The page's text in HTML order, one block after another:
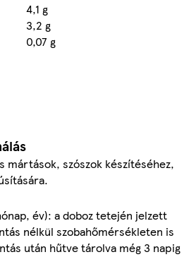
4,1 g
3,2 g
0,07 g
mártások, szószok készítéséhez,
év): a doboz tetején jelzett
nélkül szobahőmérsékleten is
után hűtve tárolva még 3 napig